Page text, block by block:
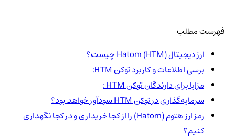
فهرست مطلب
ارز دیجیتال Hatom (HTM) چیست؟
برسی اطلاعات و کاربرد توکن HTM:
مزایا برای دارندگان توکن HTM :
سرمایه‌گذاری در توکن HTM سودآور خواهد بود؟
رمز ارز هتوم (Hatom) را از کجا خریداری و در کجا نگهداری
کنیم؟